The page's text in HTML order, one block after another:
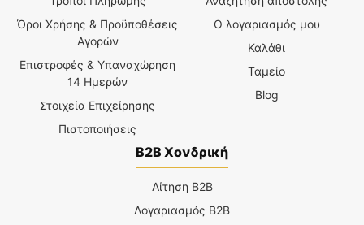
Όροι Χρήσης & Προϋποθέσεις
Αγορών
Επιστροφές & Υπαναχώρηση
14 Ημερών
Στοιχεία Επιχείρησης
Πιστοποιήσεις
Ο λογαριασμός μου
Καλάθι
Ταμείο
Blog
B2B Χονδρική
Αίτηση B2B
Λογαριασμός B2B